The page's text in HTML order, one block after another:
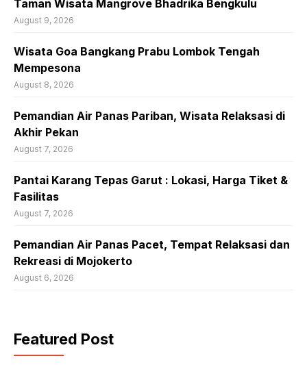
Taman Wisata Mangrove Bhadrika Bengkulu
August 9, 2026
Wisata Goa Bangkang Prabu Lombok Tengah
Mempesona
August 8, 2026
Pemandian Air Panas Pariban, Wisata Relaksasi di
Akhir Pekan
August 7, 2026
Pantai Karang Tepas Garut : Lokasi, Harga Tiket &
Fasilitas
August 7, 2026
Pemandian Air Panas Pacet, Tempat Relaksasi dan
Rekreasi di Mojokerto
August 6, 2026
Featured Post